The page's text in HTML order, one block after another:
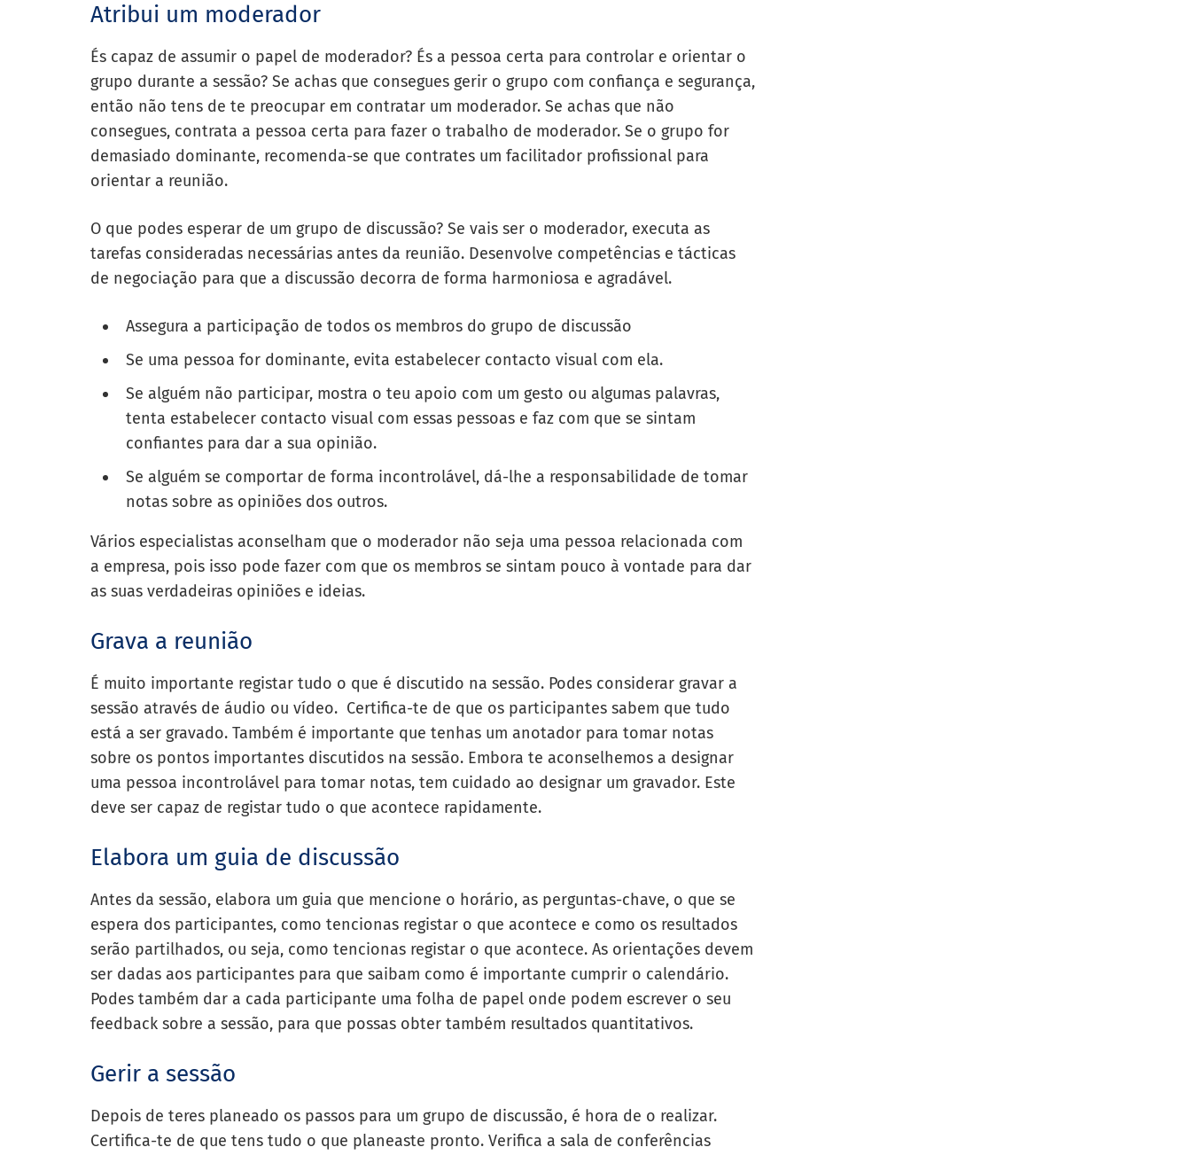
Atribui um moderador
És capaz de assumir o papel de moderador? És a pessoa certa para controlar e orientar o
grupo durante a sessão? Se achas que consegues gerir o grupo com confiança e segurança,
então não tens de te preocupar em contratar um moderador. Se achas que não
consegues, contrata a pessoa certa para fazer o trabalho de moderador. Se o grupo for
demasiado dominante, recomenda-se que contrates um facilitador profissional para
orientar a reunião.
O que podes esperar de um grupo de discussão? Se vais ser o moderador, executa as
tarefas consideradas necessárias antes da reunião. Desenvolve competências e tácticas
de negociação para que a discussão decorra de forma harmoniosa e agradável.
Assegura a participação de todos os membros do grupo de discussão
Se uma pessoa for dominante, evita estabelecer contacto visual com ela.
Se alguém não participar, mostra o teu apoio com um gesto ou algumas palavras,
tenta estabelecer contacto visual com essas pessoas e faz com que se sintam
confiantes para dar a sua opinião.
Se alguém se comportar de forma incontrolável, dá-lhe a responsabilidade de tomar
notas sobre as opiniões dos outros.
Vários especialistas aconselham que o moderador não seja uma pessoa relacionada com
a empresa, pois isso pode fazer com que os membros se sintam pouco à vontade para dar
as suas verdadeiras opiniões e ideias.
Grava a reunião
É muito importante registar tudo o que é discutido na sessão. Podes considerar gravar a
sessão através de áudio ou vídeo. Certifica-te de que os participantes sabem que tudo
está a ser gravado. Também é importante que tenhas um anotador para tomar notas
sobre os pontos importantes discutidos na sessão. Embora te aconselhemos a designar
uma pessoa incontrolável para tomar notas, tem cuidado ao designar um gravador. Este
deve ser capaz de registar tudo o que acontece rapidamente.
Elabora um guia de discussão
Antes da sessão, elabora um guia que mencione o horário, as perguntas-chave, o que se
espera dos participantes, como tencionas registar o que acontece e como os resultados
serão partilhados, ou seja, como tencionas registar o que acontece. As orientações devem
ser dadas aos participantes para que saibam como é importante cumprir o calendário.
Podes também dar a cada participante uma folha de papel onde podem escrever o seu
feedback sobre a sessão, para que possas obter também resultados quantitativos.
Gerir a sessão
Depois de teres planeado os passos para um grupo de discussão, é hora de o realizar.
Certifica-te de que tens tudo o que planeaste pronto. Verifica a sala de conferências